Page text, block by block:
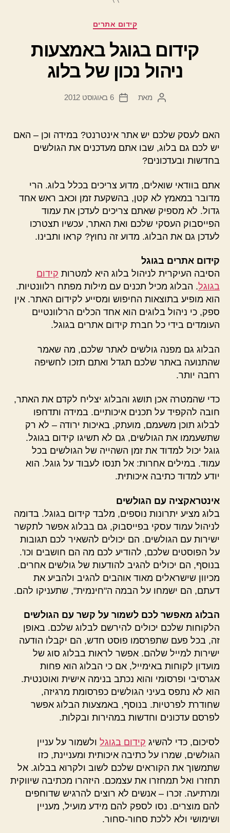
קטגוריות
קידום אתרים
קידום בגוגל באמצעות
ניהול נכון של בלוג
המחבר
מאת
תאריך
6 באוגוסט 2012
האם לעסק שלכם יש אתר אינטרנט? במידה וכן – האם
יש לכם גם בלוג, שבו אתם מעדכנים את הגולשים
בחדשות ובעדכונים?
אתם בוודאי שואלים, מדוע צריכים בכלל בלוג. הרי
מדובר במאמץ לא קטן, בהשקעת זמן וכאב ראש אחד
גדול. לא מספיק שאתם צריכים לעדכן את עמוד
הפייסבוק העסקי שלכם ואת האתר, עכשיו תצטרכו
לעדכן גם את הבלוג. מדוע זה נחוץ? קראו ותבינו.
קידום אתרים בגוגל
הסיבה העיקרית לניהול בלוג היא למטרות קידום
בגוגל. הבלוג מכיל תכנים עם מילות מפתח רלוונטיות.
הוא מופיע בתוצאות החיפוש ומסייע לקידום האתר. אין
ספק, כי ניהול בלוגים הוא אחד הכלים הרלוונטיים
העומדים בידי כל חברת קידום אתרים בגוגל.
הבלוג גם מפנה גולשים לאתר שלכם, מה שאמר
שהתנועה באתר שלכם תגדל ואתם תזכו לחשיפה
רחבה יותר.
כדי שהמטרה אכן תושג והבלוג יצליח לקדם את האתר,
חובה להקפיד על תכנים איכותיים. במידה ותדחפו
לבלוג תוכן משעמם, מועתק, באיכות ירודה – לא רק
שתשעממו את הגולשים, גם לא תשיגו קידום בגוגל.
גוגל יכול למדוד את זמן השהייה של הגולשים בכל
עמוד. במילים אחרות: אל תנסו לעבוד על גוגל. הוא
יודע למדוד כתיבה איכותית.
אינטראקציה עם הגולשים
בלוג מציע יתרונות נוספים, מלבד קידום בגוגל. בדומה
לניהול עמוד עסקי בפייסבוק, גם בבלוג אפשר לתקשר
ישירות עם הגולשים. הם יכולים להשאיר לכם תגובות
על הפוסטים שלכם, להודיע לכם מה הם חושבים וכו'.
בנוסף, הם יכולים להגיב להודעות של גולשים אחרים.
מכיוון שישראלים מאוד אוהבים להגיב ולהביע את
דעתם, הם ישמחו על הבמה ה"חינמית", שתעניקו להם.
הבלוג מאפשר לכם לשמור על קשר עם הגולשים
הלקוחות שלכם יכולים להירשם לבלוג שלכם. באופן
זה, בכל פעם שתפרסמו פוסט חדש, הם יקבלו הודעה
ישירות למייל שלהם. אפשר לראות בבלוג סוג של
מועדון לקוחות באימייל, אם כי הבלוג הוא פחות
אגרסיבי ופרסומי והוא נכתב בנימה אישית ואוטנטית.
הוא לא נתפס בעיני הגולשים כפרסומת מרגיזה,
שחודרת לפרטיות. בנוסף, באמצעות הבלוג אפשר
לפרסם עדכונים וחדשות במהירות ובקלות.
לסיכום, כדי להשיג קידום בגוגל ולשמור על עניין
הגולשים, שמרו על כתיבה איכותית ומעניינת, כזו
שתמשוך את הקוראים שלכם לשוב ולקרוא בבלוג. אל
תחזרו ואל תמחזרו את עצמכם. היזהרו מכתיבה שיווקית
ומרתיעה. זכרו – אנשים לא רוצים להרגיש שדוחפים
להם מוצרים. נסו לספק להם מידע מועיל, מעניין
ושימושי ולא ללכת סחור-סחור.